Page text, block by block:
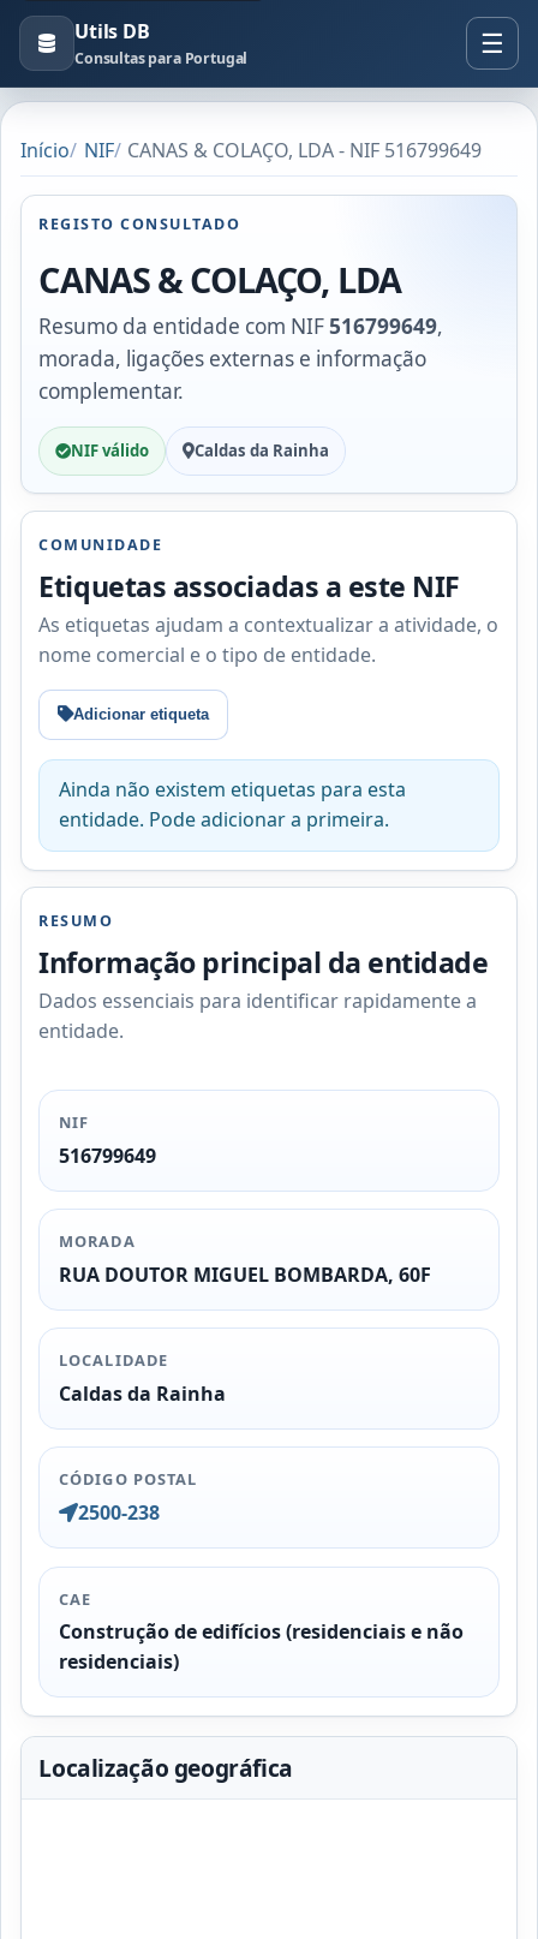
Utils DB
Consultas para Portugal
Início NIF CANAS & COLAÇO, LDA - NIF 516799649
REGISTO CONSULTADO
CANAS & COLAÇO, LDA
Resumo da entidade com NIF516799649,
morada, ligações externas e informação
complementar.
NIF válido Caldas da Rainha
COMUNIDADE
Etiquetas associadas a este NIF
As etiquetas ajudam a contextualizar a atividade, o
nome comercial e o tipo de entidade.
Adicionar etiqueta
Ainda não existem etiquetas para esta
entidade. Pode adicionar a primeira.
RESUMO
Informação principal da entidade
Dados essenciais para identificar rapidamente a
entidade.
NIF
516799649
MORADA
RUA DOUTOR MIGUEL BOMBARDA, 60F
LOCALIDADE
Caldas da Rainha
CÓDIGO POSTAL
2500-238
CAE
Construção de edifícios (residenciais e não
residenciais)
Localização geográfica